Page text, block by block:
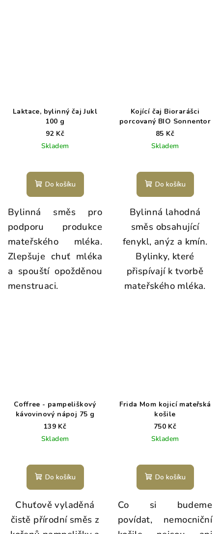
Laktace, bylinný čaj Jukl
100 g
92 Kč
Skladem
Do košíku
Bylinná směs pro
podporu produkce
mateřského mléka.
Zlepšuje chuť mléka
a spouští opožděnou
menstruaci.
Kojící čaj Biorarášci
porcovaný BIO Sonnentor
85 Kč
Skladem
Do košíku
Bylinná lahodná
směs obsahující
fenykl, anýz a kmín.
Bylinky, které
přispívají k tvorbě
mateřského mléka.
Coffree - pampeliškový
kávovinový nápoj 75 g
139 Kč
Skladem
Do košíku
Chuťově vyladěná
čistě přírodní směs z
Frida Mom kojicí mateřská
košile
750 Kč
Skladem
Do košíku
Co si budeme
povídat, nemocniční